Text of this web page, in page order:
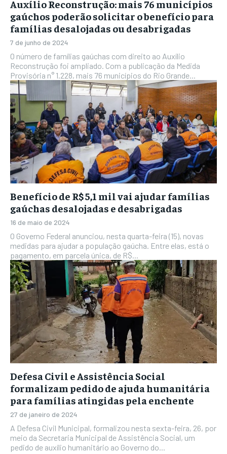
Auxílio Reconstrução: mais 76 municípios
gaúchos poderão solicitar o benefício para
famílias desalojadas ou desabrigadas
7 de junho de 2024
O número de famílias gaúchas com direito ao Auxílio
Reconstrução foi ampliado. Com a publicação da Medida
Provisória n° 1.228, mais 76 municípios do Rio Grande...
Benefício de R$ 5,1 mil vai ajudar famílias
gaúchas desalojadas e desabrigadas
16 de maio de 2024
O Governo Federal anunciou, nesta quarta-feira (15), novas
medidas para ajudar a população gaúcha. Entre elas, está o
pagamento, em parcela única, de R$...
Defesa Civil e Assistência Social
formalizam pedido de ajuda humanitária
para famílias atingidas pela enchente
27 de janeiro de 2024
A Defesa Civil Municipal, formalizou nesta sexta-feira, 26, por
meio da Secretaria Municipal de Assistência Social, um
pedido de auxílio humanitário ao Governo do...